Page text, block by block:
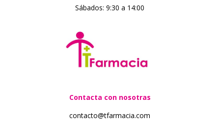
Sábados: 9:30 a 14:00
Contacta con nosotras
contacto@tfarmacia.com